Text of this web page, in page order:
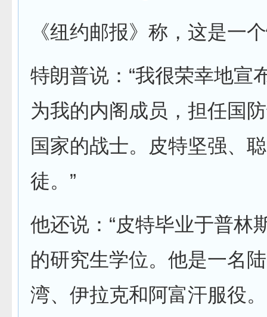
《纽约邮报》称，这是一
特朗普说：“我很荣幸地宣
为我的内阁成员，担任国
国家的战士。皮特坚强、
徒。”
他还说：“皮特毕业于普林
的研究生学位。他是一名
湾、伊拉克和阿富汗服役